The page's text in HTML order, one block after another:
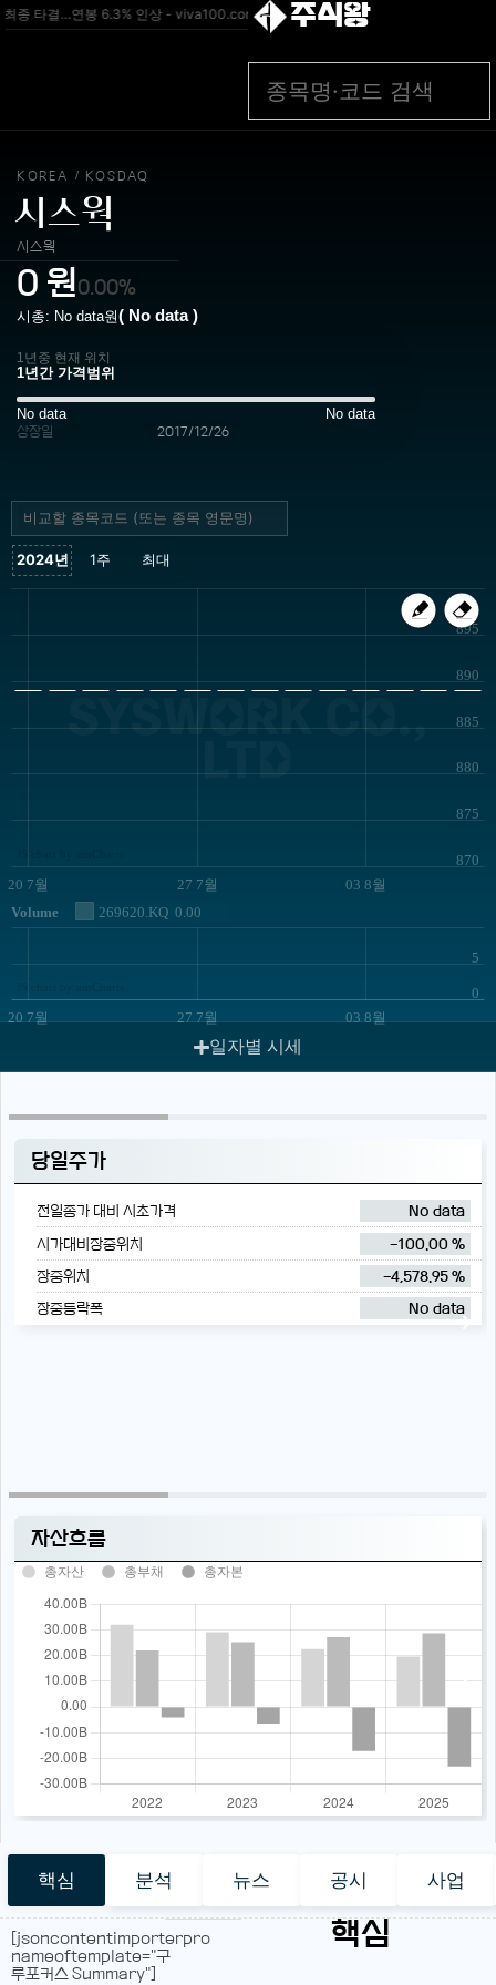
종 타결…연봉 6.3% 인상 - viva100.com [속보] 카카오 노사 올해 임금협약
주식왕
KOREA / KOSDAQ
시스웍
시스웍
0 원0.00%
시총: No data원( No data)
1년중 현재 위치
No data No data
상장일 2017/12/26
SYSWORK CO.,
LTD
20 7월 27 7월 03 8월
870
875
880
885
890
895
Volume 269620.KQ 0.00
20 7월 27 7월 03 8월
0
5
일자별 시세
당일주가
전일종가 대비 시초가격
No data
시가대비장중위치
-100.00 %
장중위치
-4,578.95 %
장중등락폭
No data
자산흐름
총자산 총부채 총자본
핵심 분석 뉴스 공시 사업
핵심
[jsoncontentimporterpro
nameoftemplate="구
루포커스 Summary"]